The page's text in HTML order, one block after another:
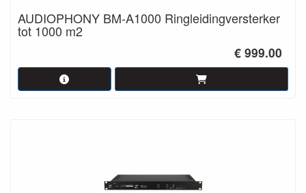
AUDIOPHONY BM-A1000 Ringleidingversterker
tot 1000 m2
€ 999.00